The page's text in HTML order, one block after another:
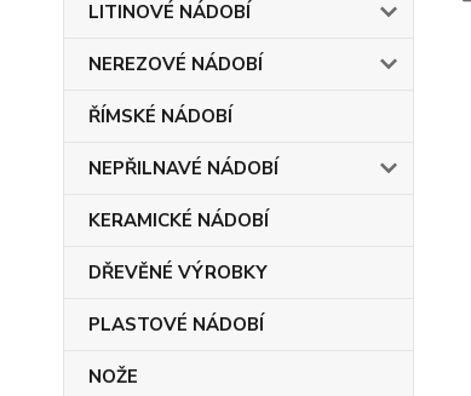
LITINOVÉ NÁDOBÍ
NEREZOVÉ NÁDOBÍ
ŘÍMSKÉ NÁDOBÍ
NEPŘILNAVÉ NÁDOBÍ
KERAMICKÉ NÁDOBÍ
DŘEVĚNÉ VÝROBKY
PLASTOVÉ NÁDOBÍ
NOŽE